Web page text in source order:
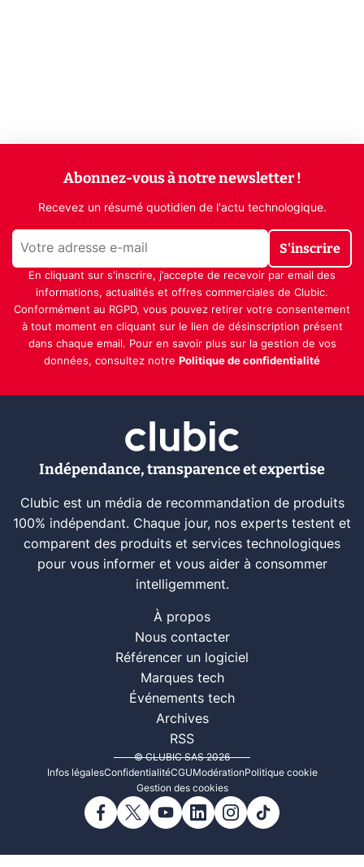
Abonnez-vous à notre newsletter !
Recevez un résumé quotidien de l'actu technologique.
S'inscrire
En cliquant sur s'inscrire, j’accepte de recevoir par email des
informations, actualités et offres commerciales de Clubic.
Conformément au RGPD, vous pouvez retirer votre consentement
à tout moment en cliquant sur le lien de désinscription présent
dans chaque email. Pour en savoir plus sur la gestion de vos
données, consultez notre Politique de confidentialité
Indépendance, transparence et expertise
Clubic est un média de recommandation de produits
100% indépendant. Chaque jour, nos experts testent et
comparent des produits et services technologiques
pour vous informer et vous aider à consommer
intelligemment.
À propos
Nous contacter
Référencer un logiciel
Marques tech
Événements tech
Archives
RSS
© CLUBIC SAS 2026
Infos légalesConfidentialitéCGUModérationPolitique cookie
Gestion des cookies